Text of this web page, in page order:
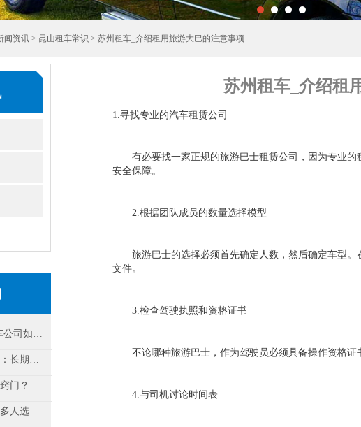
闻资讯 > 昆山租车常识 > 苏州租车_介绍租用旅游大巴的注意事项
昆山租车-大巴租车公司如何提升业务水平？
昆山汽车租赁公司：长期租车前留心哪些事情？
门？
昆山为什么越来越多人选择租车而不是买车？
苏州租车_介绍租
1.寻找专业的汽车租赁公司
有必要找一家正规的旅游巴士租赁公司，因为专业的
安全保障。
2.根据团队成员的数量选择模型
旅游巴士的选择必须首先确定人数，然后确定车型。
文件。
3.检查驾驶执照和资格证书
不论哪种旅游巴士，作为驾驶员必须具备操作资格证
4.与司机讨论时间表